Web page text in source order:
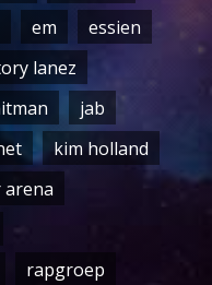
em
essien
lanez
jab
kim holland
arena
rapgroep